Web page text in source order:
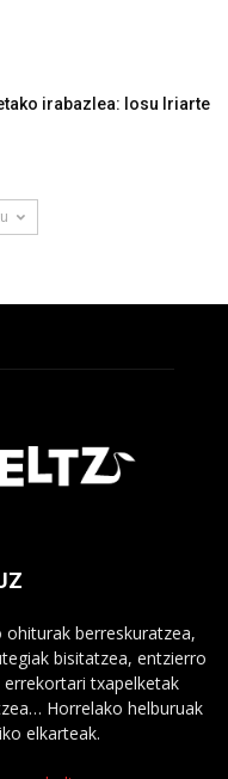
irabazlea: Iosu Iriarte
berreskuratzea,
bisitatzea, entzierro
txapelketak
Horrelako helburuak
elkarteak.